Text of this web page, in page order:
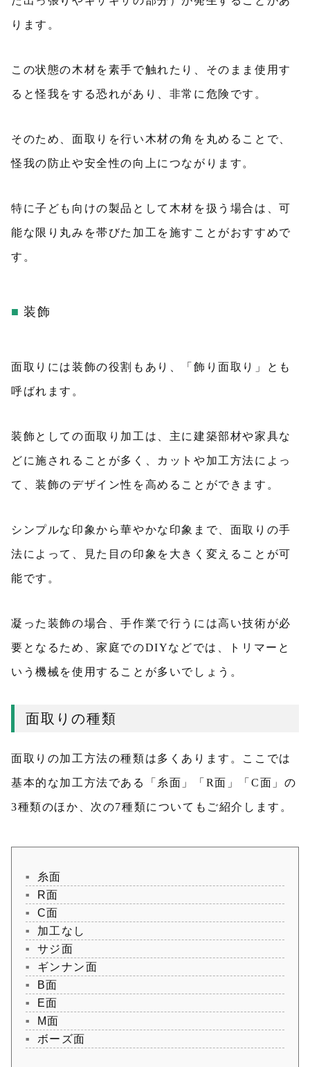
ります。
この状態の木材を素手で触れたり、そのまま使用す
ると怪我をする恐れがあり、非常に危険です。
そのため、面取りを行い木材の角を丸めることで、
怪我の防止や安全性の向上につながります。
特に子ども向けの製品として木材を扱う場合は、可
能な限り丸みを帯びた加工を施すことがおすすめで
す。
装飾
面取りには装飾の役割もあり、「飾り面取り」とも
呼ばれます。
装飾としての面取り加工は、主に建築部材や家具な
どに施されることが多く、カットや加工方法によっ
て、装飾のデザイン性を高めることができます。
シンプルな印象から華やかな印象まで、面取りの手
法によって、見た目の印象を大きく変えることが可
能です。
凝った装飾の場合、手作業で行うには高い技術が必
要となるため、家庭でのDIYなどでは、トリマーと
いう機械を使用することが多いでしょう。
面取りの種類
面取りの加工方法の種類は多くあります。ここでは
基本的な加工方法である「糸面」「R面」「C面」の
3種類のほか、次の7種類についてもご紹介します。
糸面
R面
C面
加工なし
サジ面
ギンナン面
B面
E面
M面
ボーズ面